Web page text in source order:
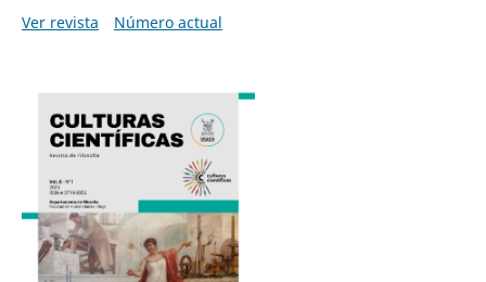
Ver revista
Número actual